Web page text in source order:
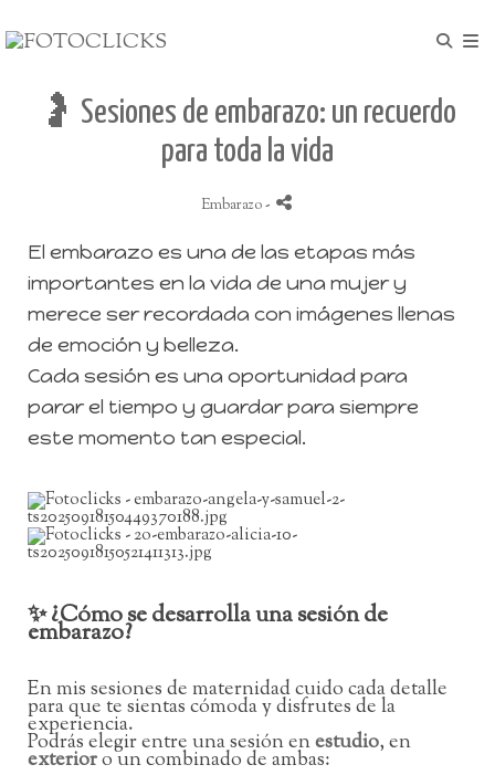
🤰 Sesiones de embarazo: un recuerdo
para toda la vida
Embarazo-
El embarazo es una de las etapas más
importantes en la vida de una mujer y
merece ser recordada con imágenes llenas
de emoción y belleza.
Cada sesión es una oportunidad para
parar el tiempo y guardar para siempre
este momento tan especial.
✨ ¿Cómo se desarrolla una sesión de
embarazo?
En mis sesiones de maternidad cuido cada detalle
para que te sientas cómoda y disfrutes de la
experiencia.
Podrás elegir entre una sesión enestudio, en
exterioro un combinado de ambas: